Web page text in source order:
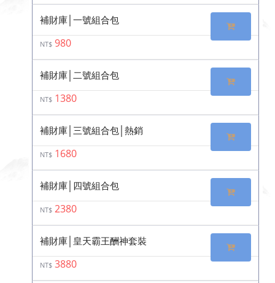
補財庫│一號組合包
NT$ 980
補財庫│二號組合包
NT$ 1380
補財庫│三號組合包│熱銷
NT$ 1680
補財庫│四號組合包
NT$ 2380
補財庫│皇天霸王酬神套裝
NT$ 3880